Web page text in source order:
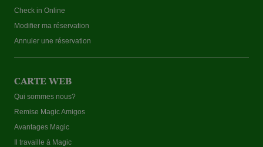
Check in Online
Modifier ma réservation
Annuler une réservation
CARTE WEB
Qui sommes nous?
Remise Magic Amigos
Avantages Magic
Il travaille à Magic